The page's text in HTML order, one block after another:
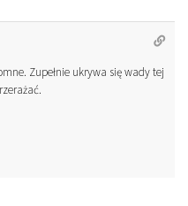
Zupełnie ukrywa się wady tej